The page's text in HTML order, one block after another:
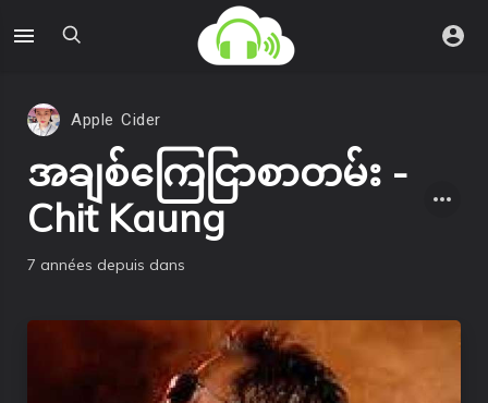
Apple Cider
အချစ်ကြေငြာစာတမ်း -
Chit Kaung
7 années depuis dans